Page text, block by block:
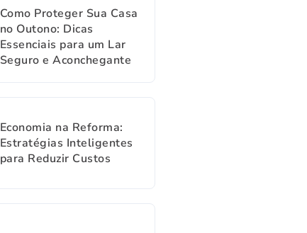
Como Proteger Sua Casa
no Outono: Dicas
Essenciais para um Lar
Seguro e Aconchegante
Economia na Reforma:
Estratégias Inteligentes
para Reduzir Custos